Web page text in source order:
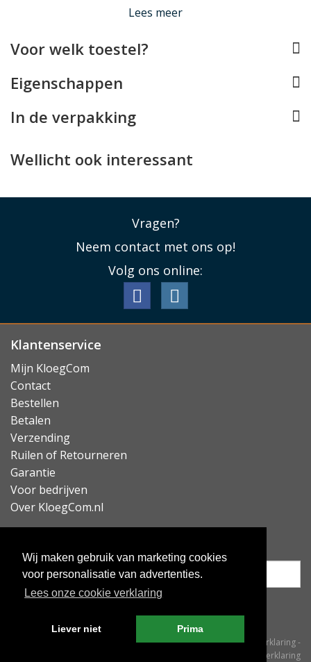
Wij maken gebruik van marketing cookies
voor personalisatie van advertenties.
Lees onze cookie verklaring
Liever niet Prima
geeft aan dat het scherm zeer krasbestendig is en
zodat het kostbare display van uw Tab M10 Plus bij een
Lees meer
Voor welk toestel?
Eigenschappen
In de verpakking
Wellicht ook interessant
Vragen?
Neem contact met ons op!
Volg ons online:
Klantenservice
Mijn KloegCom
Contact
Bestellen
Betalen
Verzending
Ruilen of Retourneren
Garantie
Voor bedrijven
Over KloegCom.nl
Algemene voorwaarden-Cookieverklaring-
Privacyverklaring